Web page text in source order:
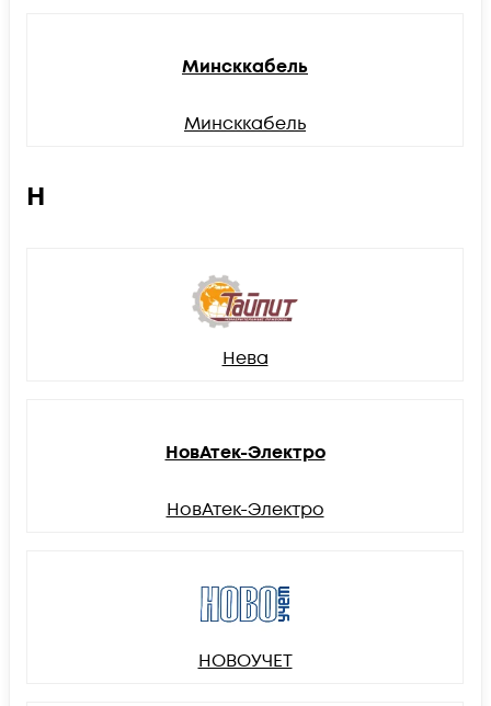
Минсккабель
Минсккабель
Н
Нева
НовАтек-Электро
НовАтек-Электро
НОВОУЧЕТ